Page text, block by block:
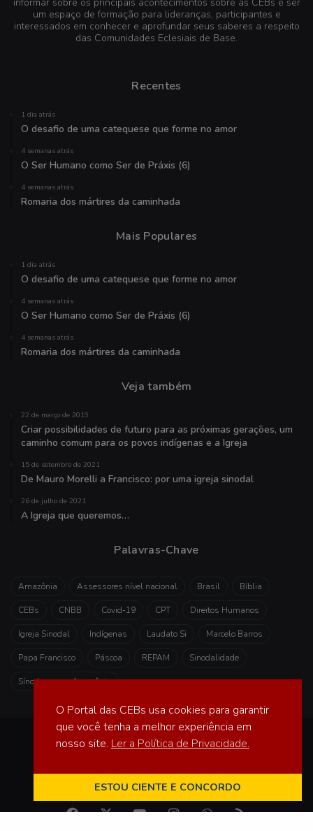
informar sobre os principais acontecimentos sobre as CEBs e ser
um espaço de formação para lideranças, participantes e
interessados em conhecer e aprofundar seus saberes a respeito
das Comunidades Eclesiais de Base.
Recentes
1 dia atrás
O desafio de uma catequese que forme no amor
4 semanas atrás
O Ser Humano como Ser de Práxis (6)
4 semanas atrás
Romaria dos mártires da caminhada
Mais Populares
1 dia atrás
O desafio de uma catequese que forme no amor
4 semanas atrás
O Ser Humano como Ser de Práxis (6)
4 semanas atrás
Romaria dos mártires da caminhada
Veja também
22 de março de 2019
Criar possibilidades de futuro para as próximas gerações, um
caminho comum para os povos indígenas e a Igreja
15 de setembro de 2021
De Mauro Morelli a Francisco: por uma igreja sinodal
26 de julho de 2021
A Igreja que queremos…
Palavras-Chave
Amazônia Assessores nível nacional Brasil Bíblia
CEBs CNBB Covid-19 CPT Direitos Humanos
Igreja Sinodal Indígenas Laudato Si Marcelo Barros
Papa Francisco Páscoa REPAM Sinodalidade
Sínodo para a Amazônia
Portal das CEBsporIser Assessoriaé licenciada sob
Facebook
X YouTubeInstagramWhatsApp
RSS
O Portal das CEBs usa cookies para garantir
que você tenha a melhor experiência em
nosso site. Ler a Política de Privacidade.
ESTOU CIENTE E CONCORDO